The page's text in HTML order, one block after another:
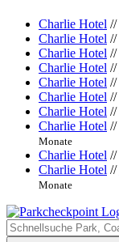
Charlie Hotel //
Charlie Hotel //
Charlie Hotel //
Charlie Hotel //
Charlie Hotel //
Charlie Hotel //
Charlie Hotel //
Charlie Hotel //
Monate
Charlie Hotel //
Charlie Hotel //
Monate